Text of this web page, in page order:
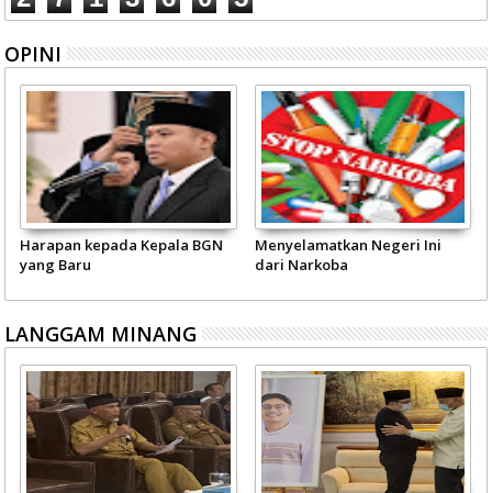
OPINI
Harapan kepada Kepala BGN
yang Baru
Menyelamatkan Negeri Ini
dari Narkoba
LANGGAM MINANG